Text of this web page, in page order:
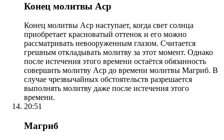
Конец молитвы Аср
Конец молитвы Аср наступает, когда свет солнца
приобретает красноватый оттенок и его можно
рассматривать невооруженным глазом. Считается
грешным откладывать молитву за этот момент. Однако
после истечения этого времени остаётся обязанность
совершить молитву Аср до времени молитвы Магриб. В
случае чрезвычайных обстоятельств разрешается
выполнять молитву даже после истечения этого
времени.
20:51
Магриб